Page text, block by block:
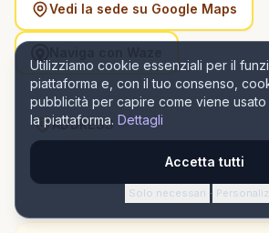
Utilizziamo cookie essenziali per il
piattaforma e, con il tuo consenso,
pubblicità per capire come viene
la piattaforma. Dettagli
Accetta tutti
Solo necessari ·
Vedi la sede su Google Maps
ADDRESS
Strada George Enescu 32A, 200670